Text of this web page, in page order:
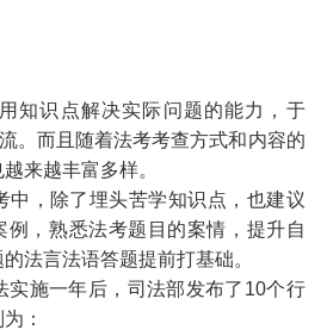
知识点解决实际问题的能力， 于
。而且随着法考考查方式和内容的
来越丰富多样。
中，除了埋头苦学知识点，也建议
例，熟悉法考题目的案情，提升自
法言法语答题提前打基础。
实施一年后，司法部发布了10个行
：